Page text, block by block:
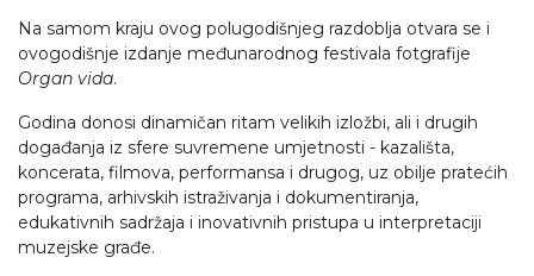
Na samom kraju ovog polugodišnjeg razdoblja otvara se i
ovogodišnje izdanje međunarodnog festivala fotgrafije
Organ vida.
Godina donosi dinamičan ritam velikih izložbi, ali i drugih
događanja iz sfere suvremene umjetnosti - kazališta,
koncerata, filmova, performansa i drugog, uz obilje pratećih
programa, arhivskih istraživanja i dokumentiranja,
edukativnih sadržaja i inovativnih pristupa u interpretaciji
muzejske građe.